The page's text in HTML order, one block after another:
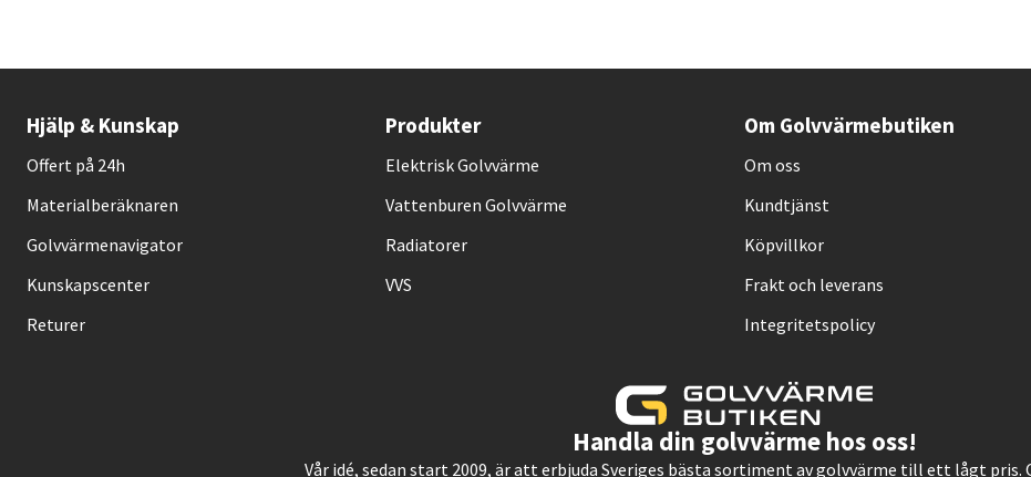
Hjälp & Kunskap
Offert på 24h
Materialberäknaren
Golvvärmenavigator
Kunskapscenter
Returer
Produkter
Elektrisk Golvvärme
Vattenburen Golvvärme
Radiatorer
VVS
Om Golvvärmebutiken
Om oss
Kundtjänst
Köpvillkor
Frakt och leverans
Integritetspolicy
Handla din golvvärme hos oss!
Vår idé, sedan start 2009, är att erbjuda Sveriges bästa sortiment av golvvärme till ett lågt pris.